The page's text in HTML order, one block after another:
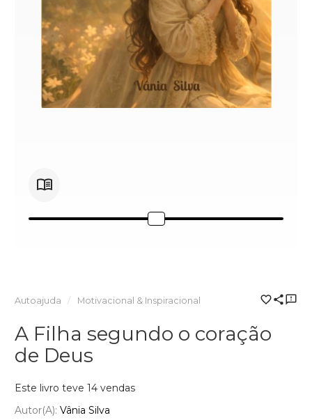
Autoajuda Motivacional & Inspiracional
A Filha segundo o coração
de Deus
Este livro teve 14 vendas
Autor(a): Vânia Silva